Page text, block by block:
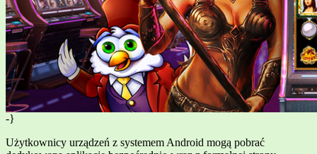
-}
Użytkownicy urządzeń z systemem Android mogą pobrać